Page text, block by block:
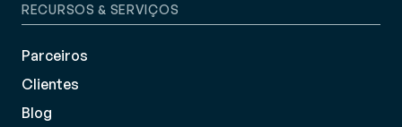
RECURSOS & SERVIÇOS
Parceiros
Clientes
Blog